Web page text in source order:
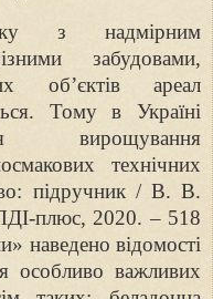
з надмірним
забудовами,
об’єктів ареал
Тому в Україні
вирощування
технічних
підручник / В. В.
плюс, 2020. – 518
наведено відомості
особливо важливих